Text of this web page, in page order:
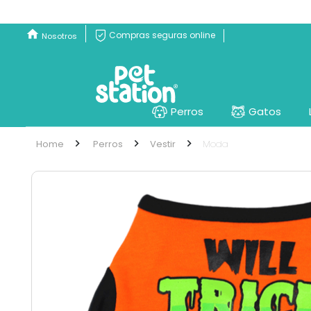
Nosotros Compras seguras online
Perros Gatos
Perros Vestir Moda